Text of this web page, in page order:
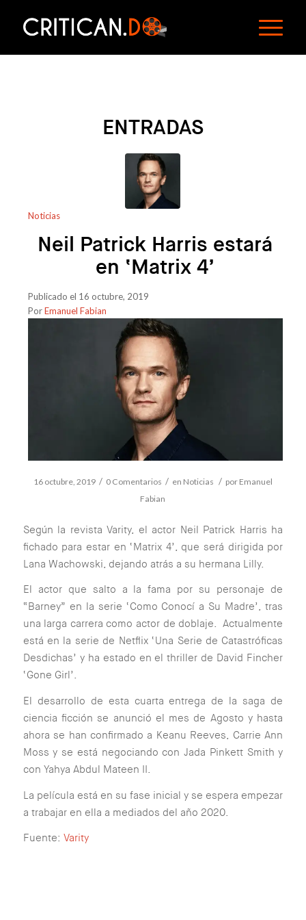
ENTRADAS
Noticias
Neil Patrick Harris estará
en ‘Matrix 4’
Publicado el 16 octubre, 2019
PorEmanuel Fabian
16 octubre, 2019 / 0 Comentarios / en Noticias / por Emanuel
Fabian
Según la revista Varity, el actor Neil Patrick Harris ha
fichado para estar en ‘Matrix 4’, que será dirigida por
Lana Wachowski, dejando atrás a su hermana Lilly.
El actor que salto a la fama por su personaje de
“Barney” en la serie ‘Como Conocí a Su Madre’, tras
una larga carrera como actor de doblaje. Actualmente
está en la serie de Netflix ‘Una Serie de Catastróficas
Desdichas’ y ha estado en el thriller de David Fincher
‘Gone Girl’.
El desarrollo de esta cuarta entrega de la saga de
ciencia ficción se anunció el mes de Agosto y hasta
ahora se han confirmado a Keanu Reeves, Carrie Ann
Moss y se está negociando con Jada Pinkett Smith y
con Yahya Abdul Mateen II.
La película está en su fase inicial y se espera empezar
a trabajar en ella a mediados del año 2020.
Fuente: Varity